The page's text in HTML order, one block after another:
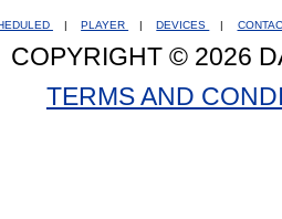
| PLAYER | DEVICES |
COPYRIGHT © 2026
TERMS AND